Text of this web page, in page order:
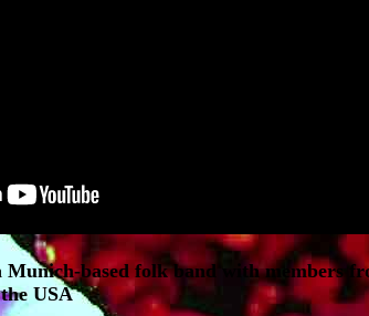
Munich-based folk band with members
USA